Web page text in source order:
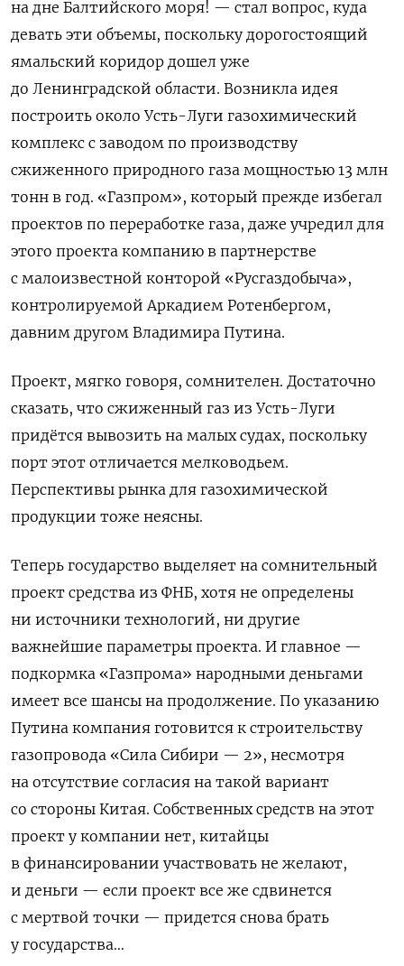
на дне Балтийского моря! — стал вопрос, куда
девать эти объемы, поскольку дорогостоящий
ямальский коридор дошел уже
до Ленинградской области. Возникла идея
построить около Усть-Луги газохимический
комплекс с заводом по производству
сжиженного природного газа мощностью 13 млн
тонн в год. «Газпром», который прежде избегал
проектов по переработке газа, даже учредил для
этого проекта компанию в партнерстве
с малоизвестной конторой «Русгаздобыча»,
контролируемой Аркадием Ротенбергом,
давним другом Владимира Путина.
Проект, мягко говоря, сомнителен. Достаточно
сказать, что сжиженный газ из Усть-Луги
придётся вывозить на малых судах, поскольку
порт этот отличается мелководьем.
Перспективы рынка для газохимической
продукции тоже неясны.
Теперь государство выделяет на сомнительный
проект средства из ФНБ, хотя не определены
ни источники технологий, ни другие
важнейшие параметры проекта. И главное —
подкормка «Газпрома» народными деньгами
имеет все шансы на продолжение. По указанию
Путина компания готовится к строительству
газопровода «Сила Сибири — 2», несмотря
на отсутствие согласия на такой вариант
со стороны Китая. Собственных средств на этот
проект у компании нет, китайцы
в финансировании участвовать не желают,
и деньги — если проект все же сдвинется
с мертвой точки — придется снова брать
у государства…